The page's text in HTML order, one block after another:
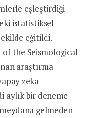
eşleştirdiği
istatistiksel
eğitildi.
the Seismological
araştırma
zeka
aylık bir deneme
gelmeden